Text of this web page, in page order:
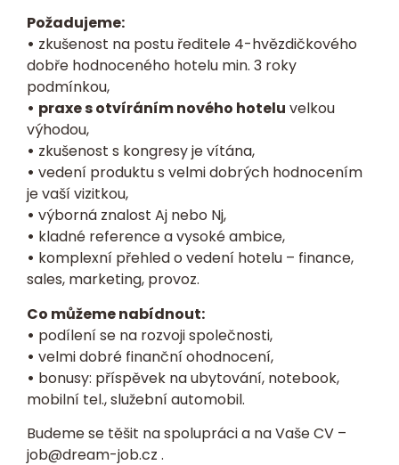
Požadujeme:
• zkušenost na postu ředitele 4-hvězdičkového
dobře hodnoceného hotelu min. 3 roky
podmínkou,
• praxe s otvíráním nového hotelu velkou
výhodou,
• zkušenost s kongresy je vítána,
• vedení produktu s velmi dobrých hodnocením
je vaší vizitkou,
• výborná znalost Aj nebo Nj,
• kladné reference a vysoké ambice,
• komplexní přehled o vedení hotelu – finance,
sales, marketing, provoz.
Co můžeme nabídnout:
• podílení se na rozvoji společnosti,
• velmi dobré finanční ohodnocení,
• bonusy: příspěvek na ubytování, notebook,
mobilní tel., služební automobil.
Budeme se těšit na spolupráci a na VašeCV –
job@dream-job.cz .